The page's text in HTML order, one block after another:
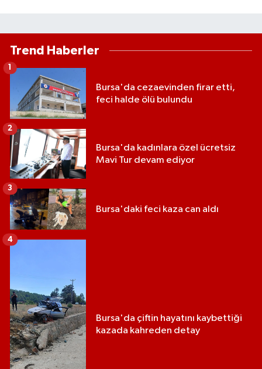
Trend Haberler
Bursa'da cezaevinden firar etti,
feci halde ölü bulundu
Bursa'da kadınlara özel ücretsiz
Mavi Tur devam ediyor
2
Bursa'daki feci kaza can aldı
3
Bursa'da çiftin hayatını kaybettiği
kazada kahreden detay
4